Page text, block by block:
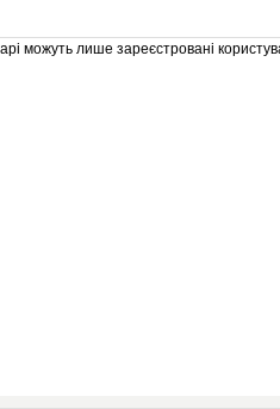
можуть лише зареєстровані